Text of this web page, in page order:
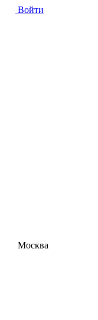
Войти
Москва